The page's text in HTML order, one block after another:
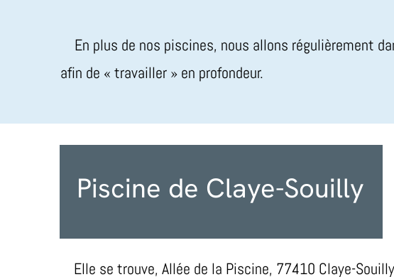
En plus de nos piscines, nous allons régulièrement
afin de « travailler » en profondeur.
Piscine de Claye-Souilly
Elle se trouve, Allée de la Piscine, 77410 Claye-